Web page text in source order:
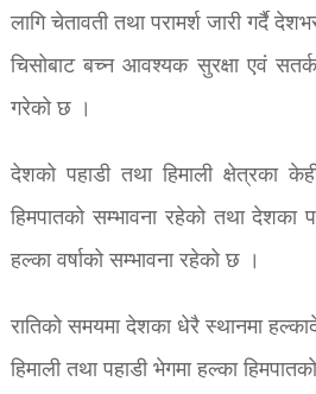
लागि चेतावती तथा परामर्श जारी गर्दै
चिसोबाट बच्न आवश्यक सुरक्षा एवं
गरेको छ ।
देशको पहाडी तथा हिमाली क्षेत्रका
हिमपातको सम्भावना रहेको तथा देशका
हल्का वर्षाको सम्भावना रहेको छ ।
रातिको समयमा देशका धेरै स्थानमा
हिमाली तथा पहाडी भेगमा हल्का